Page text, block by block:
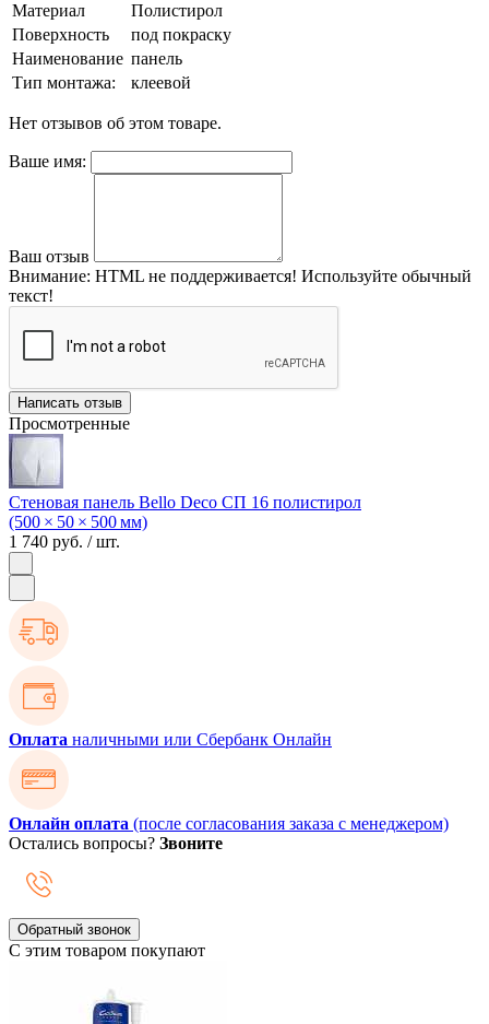
Материал
Полистирол
Поверхность
под покраску
Наименование панель
Тип монтажа:
клеевой
Нет отзывов об этом товаре.
Ваше имя:
Ваш отзыв
Внимание: HTML не поддерживается! Используйте обычный
текст!
Написать отзыв
Просмотренные
Стеновая панель Bello Deco СП 16 полистирол
(500 × 50 × 500 мм)
1 740 руб. / шт.
Оплата наличными или Сбербанк Онлайн
Онлайн оплата (после согласования заказа с менеджером)
Остались вопросы? Звоните
Обратный звонок
С этим товаром покупают